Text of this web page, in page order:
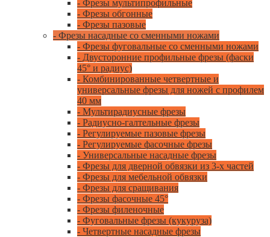
- Фрезы мультипрофильные
- Фрезы обгонные
- Фрезы пазовые
- Фрезы насадные со сменными ножами
- Фрезы фуговальные со сменными ножами
- Двусторонние профильные фрезы (фаски
45° и радиус)
- Комбинированные четвертные и
универсальные фрезы для ножей с профилем
40 мм
- Мультирадиусные фрезы
- Радиусно-галтельные фрезы
- Регулируемые пазовые фрезы
- Регулируемые фасочные фрезы
- Универсальные насадные фрезы
- Фрезы для дверной обвязки из 3-х частей
- Фрезы для мебельной обвязки
- Фрезы для сращивания
- Фрезы фасочные 45°
- Фрезы филеночные
- Фуговальные фрезы (кукуруза)
- Четвертные насадные фрезы